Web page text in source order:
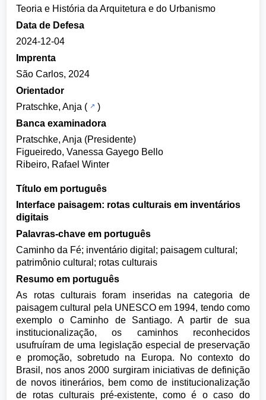
Teoria e História da Arquitetura e do Urbanismo
Data de Defesa
2024-12-04
Imprenta
São Carlos, 2024
Orientador
Pratschke, Anja (
)
Banca examinadora
Pratschke, Anja (Presidente)
Figueiredo, Vanessa Gayego Bello
Ribeiro, Rafael Winter
Título em português
Interface paisagem: rotas culturais em inventários
digitais
Palavras-chave em português
Caminho da Fé; inventário digital; paisagem cultural;
patrimônio cultural; rotas culturais
Resumo em português
As rotas culturais foram inseridas na categoria de
paisagem cultural pela UNESCO em 1994, tendo como
exemplo o Caminho de Santiago. A partir de sua
institucionalização, os caminhos reconhecidos
usufruíram de uma legislação especial de preservação
e promoção, sobretudo na Europa. No contexto do
Brasil, nos anos 2000 surgiram iniciativas de definição
de novos itinerários, bem como de institucionalização
de rotas culturais pré-existente, como é o caso do